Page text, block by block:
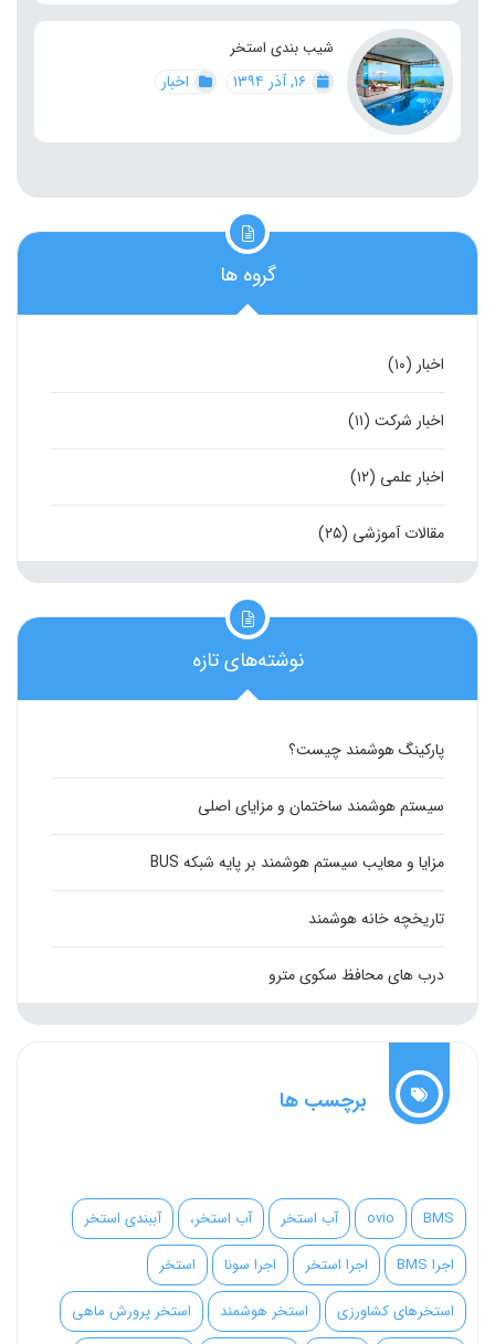
شیب بندی استخر
اخبار
گروه ها
اخبار (۱۰)
اخبار شرکت (۱۱)
اخبار علمی (۱۲)
مقالات آموزشی (۲۵)
نوشته‌های تازه
پارکینگ هوشمند چیست؟
سیستم هوشمند ساختمان و مزایای اصلی
مزایا و معایب سیستم هوشمند بر پایه شبکه BUS
تاریخچه خانه هوشمند
درب های محافظ سکوی مترو
برچسب ها
BMS
ovio آب استخر آب استخر،
آببندی استخر
اجرا BMS
اجرا استخر اجرا سونا
استخر
استخرهای کشاورزی
استخر هوشمند
استخر پرورش ماهی